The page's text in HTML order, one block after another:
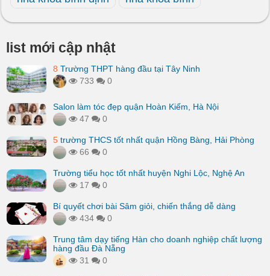
list mới cập nhật
8 Trường THPT hàng đầu tại Tây Ninh
733
0
Salon làm tóc đẹp quận Hoàn Kiếm, Hà Nội
47
0
5 trường THCS tốt nhất quận Hồng Bàng, Hải Phòng
66
0
Trường tiểu học tốt nhất huyện Nghi Lộc, Nghệ An
17
0
Bí quyết chơi bài Sâm giỏi, chiến thắng dễ dàng
434
0
Trung tâm dạy tiếng Hàn cho doanh nghiệp chất lượng
hàng đầu Đà Nẵng
31
0